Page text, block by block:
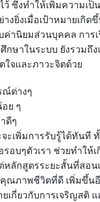
ว้ ซึ่งทำให้เพิ่มความเ
งยิ่งเมื่อเป้าหมายเกิด
านิยมส่วนบุคคล การเ
กษาในระบบ ยังรวมถึ
จและภาวะจิตด้วย
ณ์ต่างๆ
ย ๆ
ดีๆ
เพิ่มการรับรู้ได้ทันที ทั้
รอบๆตัวเรา ช่วยทำให้
หลักสูตรระยะสั้นที่สอน
คุณภาพชีวิตที่ดี เพิ่มขึ้น
เกี่ยวกับการเจริญสติ แ